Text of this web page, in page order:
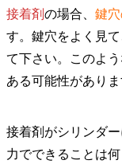
接着剤の場合、 鍵
す。鍵穴をよく見
て下さい。このよう
ある可能性がありま
接着剤がシリンダ
力でできることは